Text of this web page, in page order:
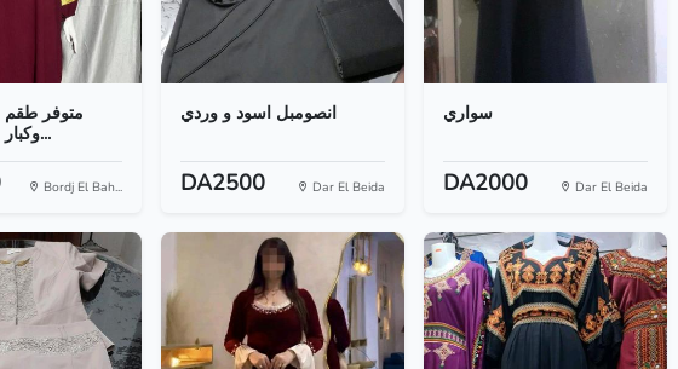
متوفر طقم
وكبار نوعية مليحة...
Bordj El Bah...
انصومبل اسود و وردي
DA2500 Dar El Beida
سواري
DA2000 Dar El Beida